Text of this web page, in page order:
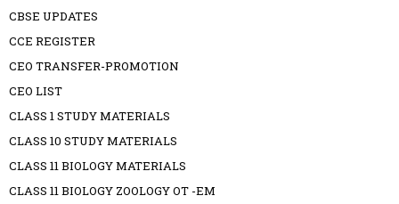
CBSE UPDATES
CCE REGISTER
CEO TRANSFER-PROMOTION
CEO LIST
CLASS 1 STUDY MATERIALS
CLASS 10 STUDY MATERIALS
CLASS 11 BIOLOGY MATERIALS
CLASS 11 BIOLOGY ZOOLOGY OT -EM